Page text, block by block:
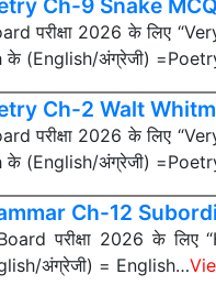
Ch-9 Snake
परीक्षा 2026 के लिए
के (English/अंग्रेजी)
Ch-2 Walt
परीक्षा 2026 के लिए
के (English/अंग्रेजी)
Ch-12
परीक्षा 2026 के लिए
अंग्रेजी) = English…